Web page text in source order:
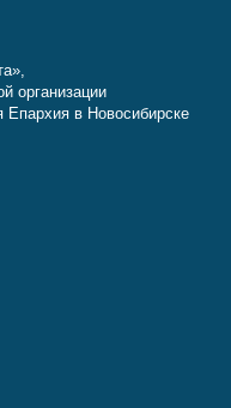
организации
Епархия в Новосибирске